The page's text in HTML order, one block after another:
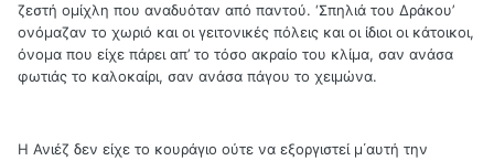
ζεστή ομίχλη που αναδυόταν από παντού. ‘Σπηλιά του Δράκου’
ονόμαζαν το χωριό και οι γειτονικές πόλεις και οι ίδιοι οι κάτοικοι,
όνομα που είχε πάρει απ’ το τόσο ακραίο του κλίμα, σαν ανάσα
φωτιάς το καλοκαίρι, σαν ανάσα πάγου το χειμώνα.
Η Ανιέζ δεν είχε το κουράγιο ούτε να εξοργιστεί μ΄αυτή την